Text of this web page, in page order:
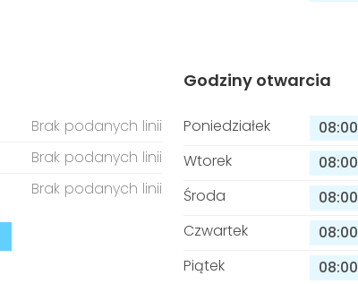
Brak podanych linii
Brak podanych linii
Brak podanych linii
Godziny otwarcia
Poniedziałek 08:00
Wtorek
08:00
Środa
08:00
Czwartek
08:00
Piątek
08:00